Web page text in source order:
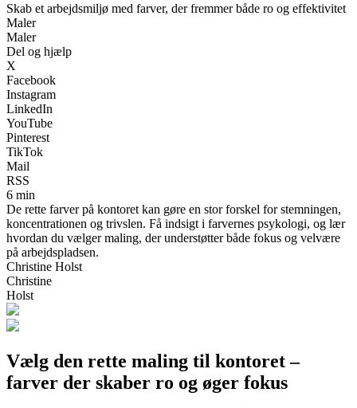
Skab et arbejdsmiljø med farver, der fremmer både ro og effektivitet
Maler
Maler
Del og hjælp
X
Facebook
Instagram
LinkedIn
YouTube
Pinterest
TikTok
Mail
RSS
6 min
De rette farver på kontoret kan gøre en stor forskel for stemningen,
koncentrationen og trivslen. Få indsigt i farvernes psykologi, og lær
hvordan du vælger maling, der understøtter både fokus og velvære
på arbejdspladsen.
Christine Holst
Christine
Holst
Vælg den rette maling til kontoret –
farver der skaber ro og øger fokus